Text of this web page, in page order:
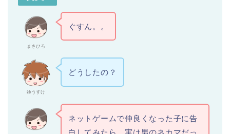
まさひろ
ぐすん。。
ゆうすけ
どうしたの？
ネットゲームで仲良くなった子に告
白してみたら、実は男のネカマだっ